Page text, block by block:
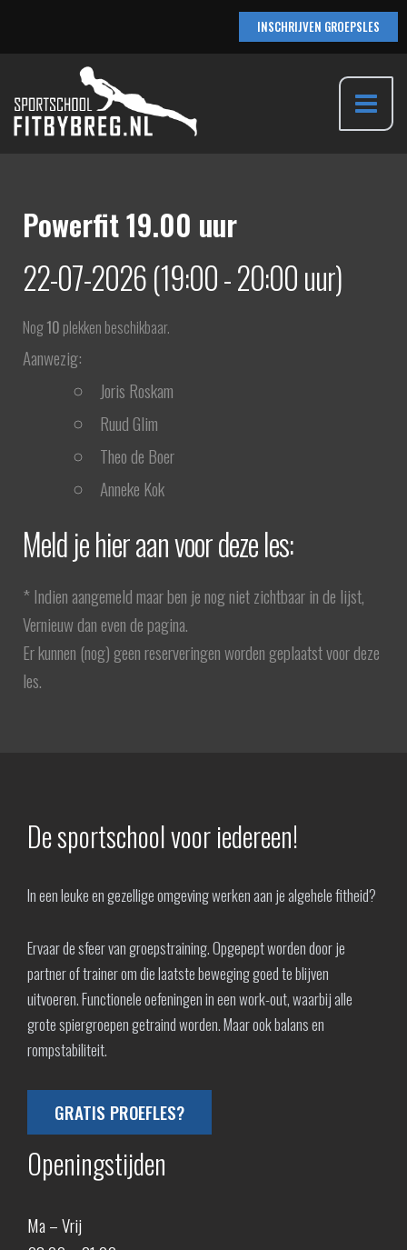
inhoud
INSCHRIJVEN GROEPSLES
Main
Powerfit 19.00 uur
22-07-2026 (19:00 - 20:00 uur)
Nog10 plekken beschikbaar.
Aanwezig:
Joris Roskam
Ruud Glim
Theo de Boer
Anneke Kok
Meld je hier aan voor deze les:
* Indien aangemeld maar ben je nog niet zichtbaar in de lijst,
Vernieuw dan even de pagina.
Er kunnen (nog) geen reserveringen worden geplaatst voor deze
les.
De sportschool voor iedereen!
In een leuke en gezellige omgeving werken aan je algehele fitheid?
Ervaar de sfeer van groepstraining. Opgepept worden door je
partner of trainer om die laatste beweging goed te blijven
uitvoeren. Functionele oefeningen in een work-out, waarbij alle
grote spiergroepen getraind worden. Maar ook balans en
rompstabiliteit.
GRATIS PROEFLES?
Openingstijden
Ma – Vrij